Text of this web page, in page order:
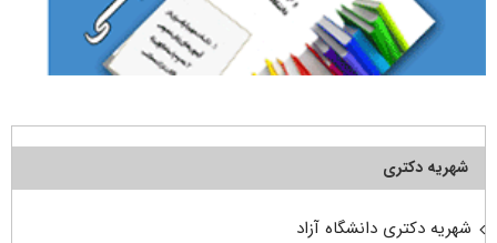
شهریه دکتری
شهریه دکتری دانشگاه آزاد